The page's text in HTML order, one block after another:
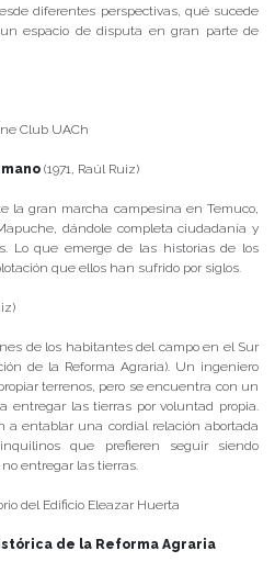
diferentes perspectivas, qué sucede
espacio de disputa en gran parte de
Club UACh
(1971, Raúl Ruiz)
la gran marcha campesina en Temuco,
dándole completa ciudadanía y
Lo que emerge de las historias de los
que ellos han sufrido por siglos.
de los habitantes del campo en el Sur
de la Reforma Agraria). Un ingeniero
terrenos, pero se encuentra con un
entregar las tierras por voluntad propia.
a entablar una cordial relación abortada
que prefieren seguir siendo
entregar las tierras.
del Edificio Eleazar Huerta
de la Reforma Agraria